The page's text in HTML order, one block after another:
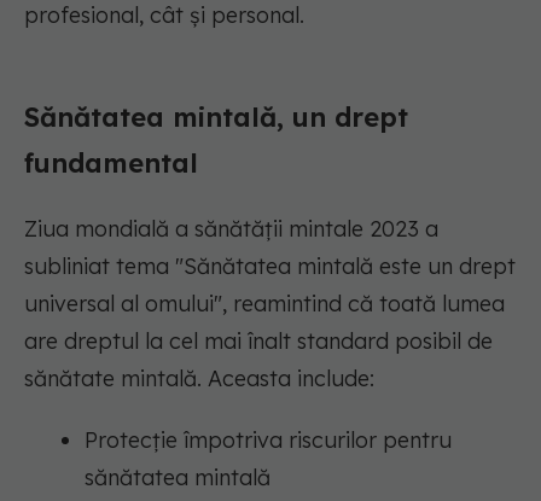
profesional, cât și personal.
Sănătatea mintală, un drept
fundamental
Ziua mondială a sănătății mintale 2023 a
subliniat tema "Sănătatea mintală este un drept
universal al omului", reamintind că toată lumea
are dreptul la cel mai înalt standard posibil de
sănătate mintală. Aceasta include:
Protecție împotriva riscurilor pentru
sănătatea mintală